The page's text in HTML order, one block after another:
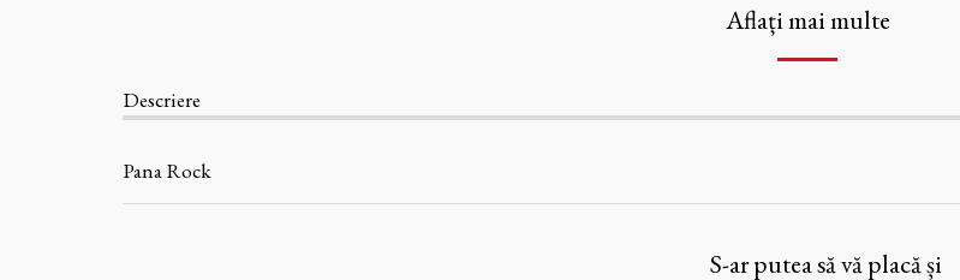
Aflați mai multe
Descriere
Pana Rock
S-ar putea să vă placă și